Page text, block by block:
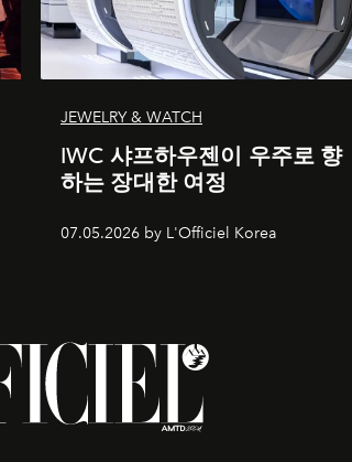
JEWELRY & WATCH
IWC 샤프하우젠이 우주로 향
하는 장대한 여정
07.05.2026 by L'Officiel Korea